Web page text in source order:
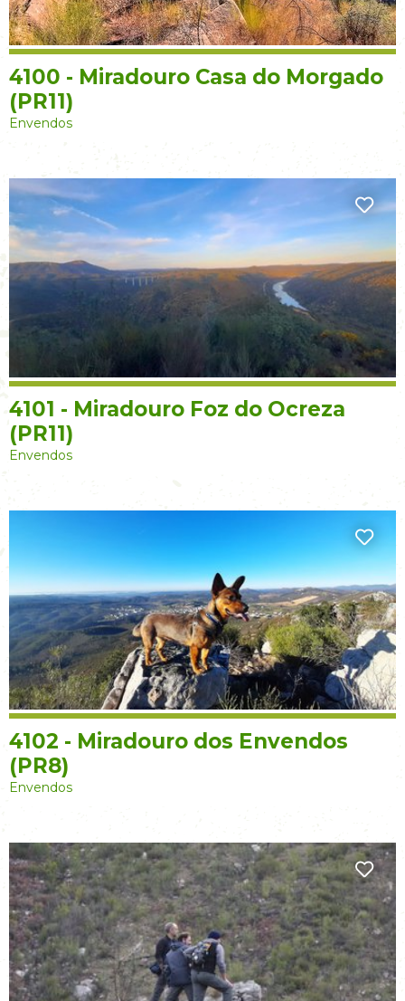
4100 - Miradouro Casa do Morgado
(PR11)
Envendos
4101 - Miradouro Foz do Ocreza
(PR11)
Envendos
4102 - Miradouro dos Envendos
(PR8)
Envendos